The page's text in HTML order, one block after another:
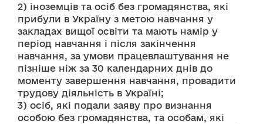
2) іноземців та осіб без громадянства, які
прибули в Україну з метою навчання у
закладах вищої освіти та мають намір у
період навчання і після закінчення
навчання, за умови працевлаштування не
пізніше ніж за 30 календарних днів до
моменту завершення навчання, провадити
трудову діяльність в Україні;
3) осіб, які подали заяву про визнання
особою без громадянства, та особам, які